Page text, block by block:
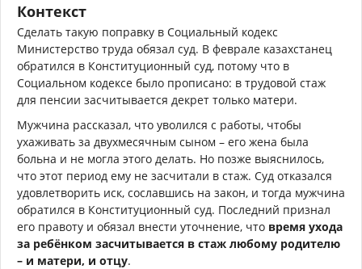
Контекст
Сделать такую поправку в Социальный кодекс
Министерство труда обязал суд. В феврале казахстанец
обратился в Конституционный суд, потому что в
Социальном кодексе было прописано: в трудовой стаж
для пенсии засчитывается декрет только матери.
Мужчина рассказал, что уволился с работы, чтобы
ухаживать за двухмесячным сыном – его жена была
больна и не могла этого делать. Но позже выяснилось,
что этот период ему не засчитали в стаж. Суд отказался
удовлетворить иск, сославшись на закон, и тогда мужчина
обратился в Конституционный суд. Последний признал
его правоту и обязал внести уточнение, что время ухода
за ребёнком засчитывается в стаж любому родителю
– и матери, и отцу.